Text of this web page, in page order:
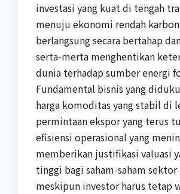
investasi yang kuat di tengah
menuju ekonomi rendah
berlangsung secara bertahap
serta-merta menghentikan
dunia terhadap sumber energi
Fundamental bisnis yang
harga komoditas yang stabil di
permintaan ekspor yang terus
efisiensi operasional yang
memberikan justifikasi valuasi
tinggi bagi saham-saham
meskipun investor harus tetap